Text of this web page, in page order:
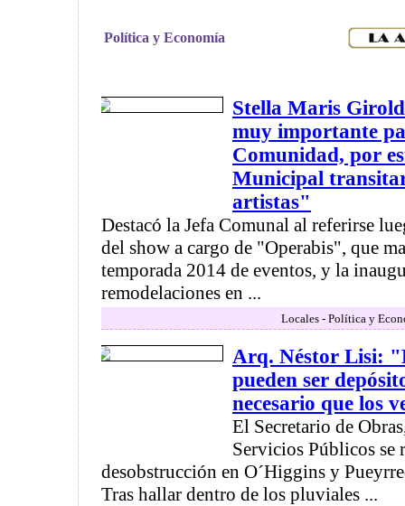
Política y Economía
Stella Maris
muy importante
Comunidad, por
Municipal
artistas"
Destacó la Jefa Comunal al referirse
del show a cargo de "Operabis", que
temporada 2014 de eventos, y la
remodelaciones en ...
Locales - Política y
Arq. Néstor Lisi:
pueden ser
necesario que los
El Secretario de
Servicios Públicos se
desobstrucción en O´Higgins y
Tras hallar dentro de los pluviales ...